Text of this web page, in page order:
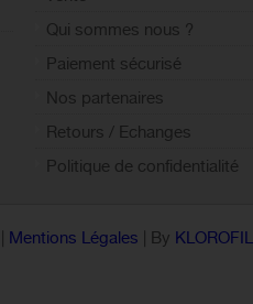
Qui sommes nous ?
Paiement sécurisé
Nos partenaires
Retours / Echanges
Politique de confidentialité
Mentions Légales | By